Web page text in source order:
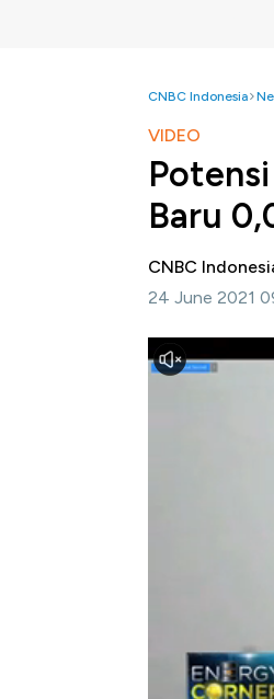
CNBC Indonesia
VIDEO
Baru
CNBC
24 June 2021
Jakarta,
tersebar dari
menyebutkan
dimana saat
Seperti apa
Direktur